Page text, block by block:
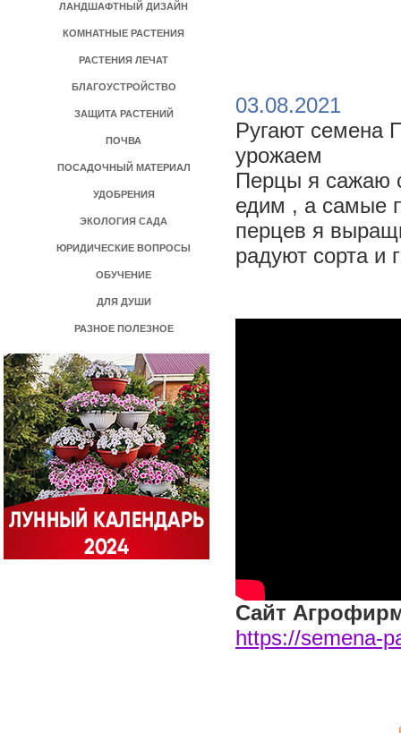
ЛАНДШАФТНЫЙ ДИЗАЙН
КОМНАТНЫЕ РАСТЕНИЯ
РАСТЕНИЯ ЛЕЧАТ
БЛАГОУСТРОЙСТВО
ЗАЩИТА РАСТЕНИЙ
ПОЧВА
ПОСАДОЧНЫЙ МАТЕРИАЛ
УДОБРЕНИЯ
ЭКОЛОГИЯ САДА
ЮРИДИЧЕСКИЕ ВОПРОСЫ
ОБУЧЕНИЕ
ДЛЯ ДУШИ
РАЗНОЕ ПОЛЕЗНОЕ
>
03.08.2021
Ругают семена
урожаем
Перцы я сажаю
едим , а самые
перцев я
радуют сорта и
Сайт
https://semena-